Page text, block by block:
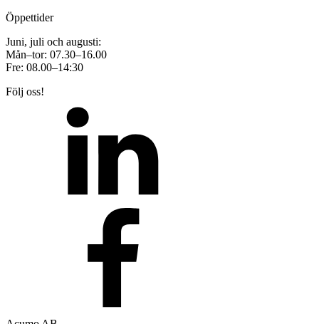
Öppettider
Juni, juli och augusti:
Mån–tor: 07.30–16.00
Fre: 08.00–14:30
Följ oss!